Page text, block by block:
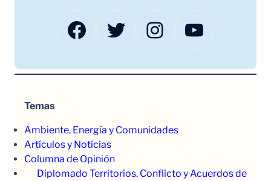
Facebook Twitter Instagram YouTube
Temas
Ambiente, Energía y Comunidades
Artículos y Noticias
Columna de Opinión
Diplomado Territorios, Conflicto y Acuerdos de